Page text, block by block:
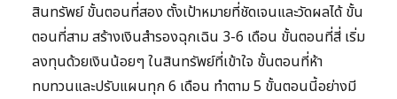
สินทรัพย์ ขั้นตอนที่สอง ตั้งเป้าหมายที่ชัดเจนและวัดผลได้ ขั้น
ตอนที่สาม สร้างเงินสำรองฉุกเฉิน 3-6 เดือน ขั้นตอนที่สี่ เริ่ม
ลงทุนด้วยเงินน้อยๆ ในสินทรัพย์ที่เข้าใจ ขั้นตอนที่ห้า
ทบทวนและปรับแผนทุก 6 เดือน ทำตาม 5 ขั้นตอนนี้อย่างมี